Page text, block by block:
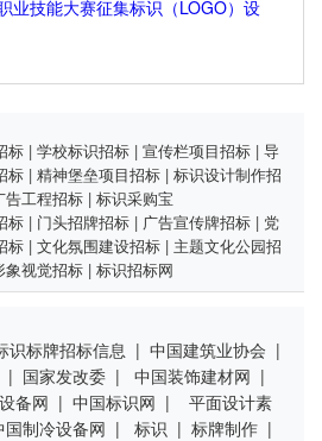
业技能大赛征集标识（LOGO）设
标 学校标识招标 宣传栏项目招标
导
标 精神堡垒项目招标
标识设计制作招
告工程招标
标识采购宝
标 门头招牌招标 广告宣传牌招标
党
标 文化氛围建设招标
主题文化公园招
象视觉招标 标识招标网
识标牌招标信息 中国建筑业协会
国家发改委 中国装饰建材网
备网 中国标识网
平面设计素
国制冷设备网 标识 标牌制作